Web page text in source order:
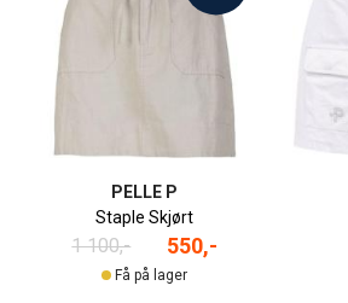
PELLE P
Staple Skjørt
1 100,- 550,-
Få på lager